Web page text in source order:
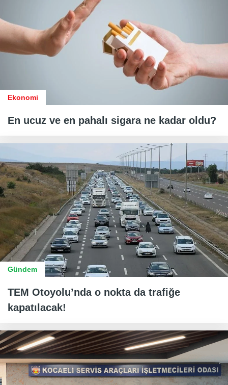
Ekonomi
En ucuz ve en pahalı sigara ne kadar oldu?
Gündem
TEM Otoyolu’nda o nokta da trafiğe
kapatılacak!